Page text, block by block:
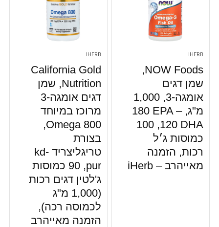
IHERB
NOW Foods‏,
שמן דגים
אומגה-3, ‏1,000
מ"ג, ‎180 EPA –
120 DHA, ‏100
כמוסות ג׳ל
רכות, הזמנה
מאייהרב – iHerb
IHERB
California Gold
Nutrition‏, שמן
דגים אומגה-3
מרוכז במיוחד
Omega 800,
בצורת
טריגליצריד kd-
pur, ‏90 כמוסות
ג'לטין דגים רכות
(1,000 מ"ג
לכמוסה רכה),
הזמנה מאייהרב